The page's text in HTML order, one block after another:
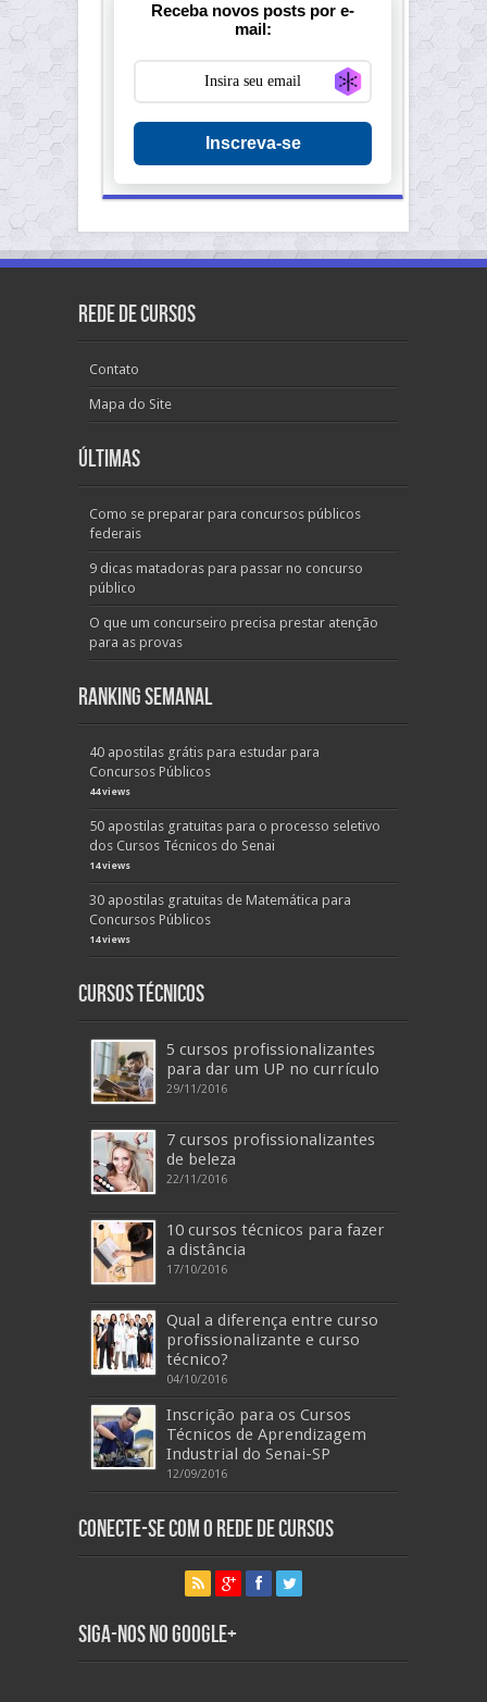
Receba novos posts por e-
mail:
Generate new
Inscreva-se
Rede de Cursos
Contato
Mapa do Site
Últimas
Como se preparar para concursos públicos
federais
9 dicas matadoras para passar no concurso
público
O que um concurseiro precisa prestar atenção
para as provas
Ranking Semanal
40 apostilas grátis para estudar para
Concursos Públicos
44 views
50 apostilas gratuitas para o processo seletivo
dos Cursos Técnicos do Senai
14 views
30 apostilas gratuitas de Matemática para
Concursos Públicos
14 views
Cursos Técnicos
5 cursos profissionalizantes
para dar um UP no currículo
29/11/2016
7 cursos profissionalizantes
de beleza
22/11/2016
10 cursos técnicos para fazer
a distância
17/10/2016
Qual a diferença entre curso
profissionalizante e curso
técnico?
04/10/2016
Inscrição para os Cursos
Técnicos de Aprendizagem
Industrial do Senai-SP
12/09/2016
Conecte-se com o Rede de Cursos
Siga-nos no Google+